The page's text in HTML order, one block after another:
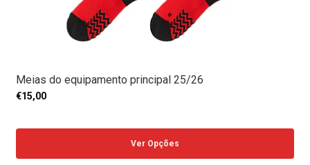
Meias do equipamento principal 25/26
€15,00
Ver Opções